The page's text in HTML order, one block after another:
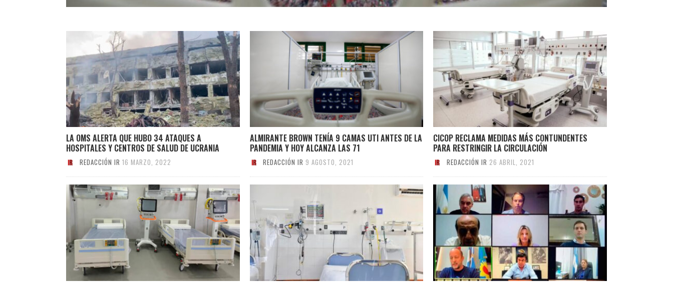
LA OMS ALERTA QUE HUBO 34 ATAQUES A
HOSPITALES Y CENTROS DE SALUD DE UCRANIA
REDACCIÓN IR 16 MARZO, 2022
ALMIRANTE BROWN TENÍA 9 CAMAS UTI ANTES DE LA
PANDEMIA Y HOY ALCANZA LAS 71
REDACCIÓN IR 9 AGOSTO, 2021
CICOP RECLAMA MEDIDAS MÁS CONTUNDENTES
PARA RESTRINGIR LA CIRCULACIÓN
REDACCIÓN IR 26 ABRIL, 2021